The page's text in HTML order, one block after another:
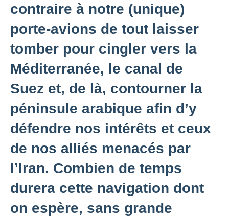
contraire à notre (unique)
porte-avions de tout laisser
tomber pour cingler vers la
Méditerranée, le canal de
Suez et, de là, contourner la
péninsule arabique afin d’y
défendre nos intérêts et ceux
de nos alliés menacés par
l’Iran. Combien de temps
durera cette navigation dont
on espère, sans grande